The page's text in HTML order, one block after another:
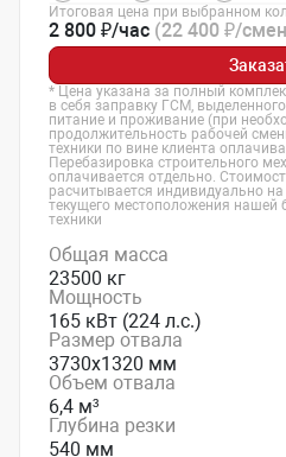
Итоговая цена при выбранном
2 800 ₽/час (22 400 ₽/
* Цена указана за полный
в себя заправку ГСМ,
питание и проживание (при
продолжительность рабочей
техники по вине клиента
Перебазировка строительного
оплачивается отдельно.
расчитывается индивидуально
текущего местоположения нашей
техники
Общая масса
23500 кг
Мощность
165 кВт (224 л.с.)
Размер отвала
3730х1320 мм
Объем отвала
6,4 м³
Глубина резки
540 мм